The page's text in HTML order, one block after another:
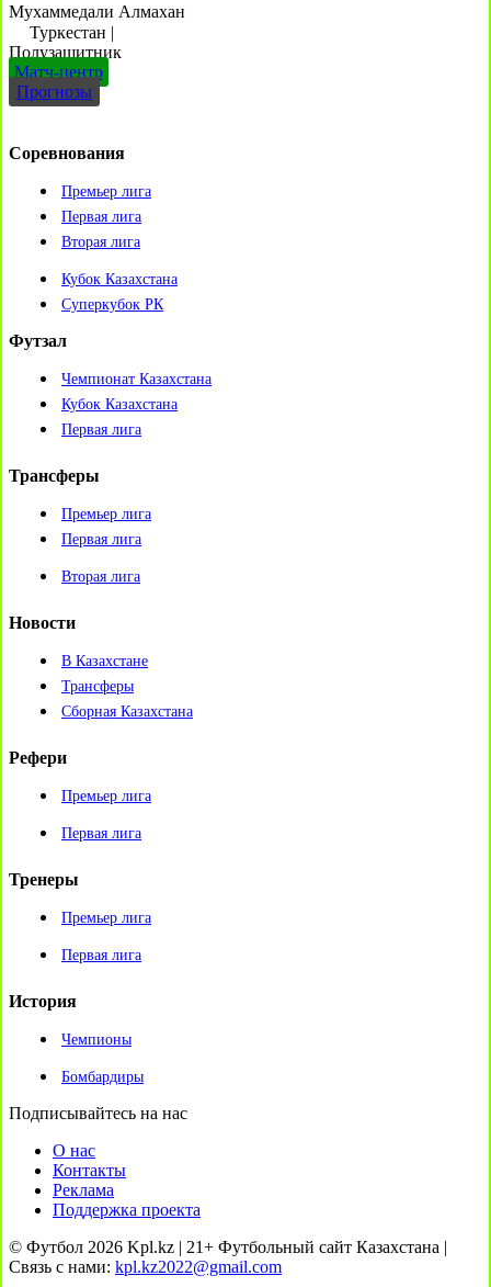
Мухаммедали Алмахан
Туркестан |
Полузащитник
Матч-центр
Прогнозы
Соревнования
Премьер лига
Первая лига
Вторая лига
Кубок Казахстана
Суперкубок РК
Футзал
Чемпионат Казахстана
Кубок Казахстана
Первая лига
Трансферы
Премьер лига
Первая лига
Вторая лига
Новости
В Казахстане
Трансферы
Сборная Казахстана
Рефери
Премьер лига
Первая лига
Тренеры
Премьер лига
Первая лига
История
Чемпионы
Бомбардиры
Подписывайтесь на нас
О нас
Контакты
Реклама
Поддержка проекта
© Футбол 2026 Kpl.kz | 21+ Футбольный сайт Казахстана |
Связь с нами: kpl.kz2022@gmail.com